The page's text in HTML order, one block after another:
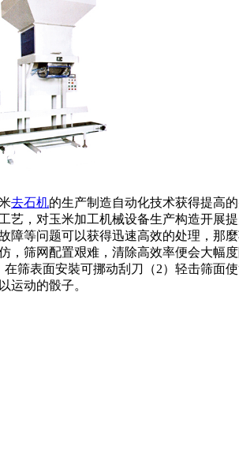
去石机的生产制造自动化技术获得提高
，对玉米加工机械设备生产构造开展
等问题可以获得迅速高效的处理，那
筛网配置艰难，清除高效率便会大幅
筛表面安裝可挪动刮刀（2）轻击筛面
运动的骰子。